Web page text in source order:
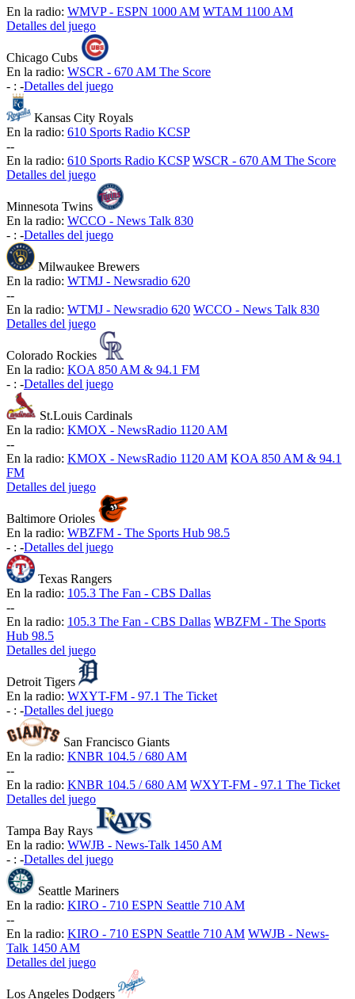
En la radio: WMVP - ESPN 1000 AM WTAM 1100 AM
Detalles del juego
Chicago Cubs
En la radio: WSCR - 670 AM The Score
- : -Detalles del juego
Kansas City Royals
En la radio: 610 Sports Radio KCSP
--
En la radio: 610 Sports Radio KCSP WSCR - 670 AM The Score
Detalles del juego
Minnesota Twins
En la radio: WCCO - News Talk 830
- : -Detalles del juego
Milwaukee Brewers
En la radio: WTMJ - Newsradio 620
--
En la radio: WTMJ - Newsradio 620 WCCO - News Talk 830
Detalles del juego
Colorado Rockies
En la radio: KOA 850 AM & 94.1 FM
- : -Detalles del juego
St.Louis Cardinals
En la radio: KMOX - NewsRadio 1120 AM
--
En la radio: KMOX - NewsRadio 1120 AM KOA 850 AM & 94.1
FM
Detalles del juego
Baltimore Orioles
En la radio: WBZFM - The Sports Hub 98.5
- : -Detalles del juego
Texas Rangers
En la radio: 105.3 The Fan - CBS Dallas
--
En la radio: 105.3 The Fan - CBS Dallas WBZFM - The Sports
Hub 98.5
Detalles del juego
Detroit Tigers
En la radio: WXYT-FM - 97.1 The Ticket
- : -Detalles del juego
San Francisco Giants
En la radio: KNBR 104.5 / 680 AM
--
En la radio: KNBR 104.5 / 680 AM WXYT-FM - 97.1 The Ticket
Detalles del juego
Tampa Bay Rays
En la radio: WWJB - News-Talk 1450 AM
- : -Detalles del juego
Seattle Mariners
En la radio: KIRO - 710 ESPN Seattle 710 AM
--
En la radio: KIRO - 710 ESPN Seattle 710 AM WWJB - News-
Talk 1450 AM
Detalles del juego
Los Angeles Dodgers